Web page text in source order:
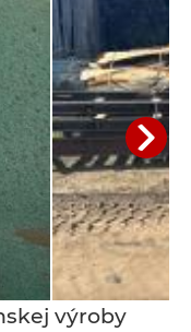
výroby